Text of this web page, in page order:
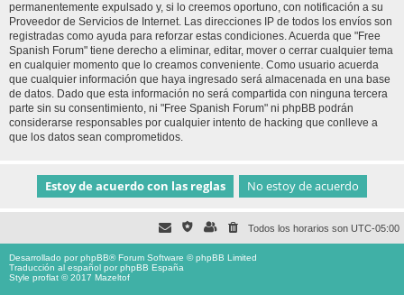
permanentemente expulsado y, si lo creemos oportuno, con notificación a su
Proveedor de Servicios de Internet. Las direcciones IP de todos los envíos son
registradas como ayuda para reforzar estas condiciones. Acuerda que "Free
Spanish Forum" tiene derecho a eliminar, editar, mover o cerrar cualquier tema
en cualquier momento que lo creamos conveniente. Como usuario acuerda
que cualquier información que haya ingresado será almacenada en una base
de datos. Dado que esta información no será compartida con ninguna tercera
parte sin su consentimiento, ni "Free Spanish Forum" ni phpBB podrán
considerarse responsables por cualquier intento de hacking que conlleve a
que los datos sean comprometidos.
Todos los horarios son UTC-05:00
Desarrollado porphpBB® Forum Software © phpBB Limited
Traducción al español porphpBB España
Style proflat © 2017 Mazeltof